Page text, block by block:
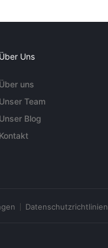
Über Uns
Über uns
Unser Team
Unser Blog
Kontakt
Datenschutzrichtlinien